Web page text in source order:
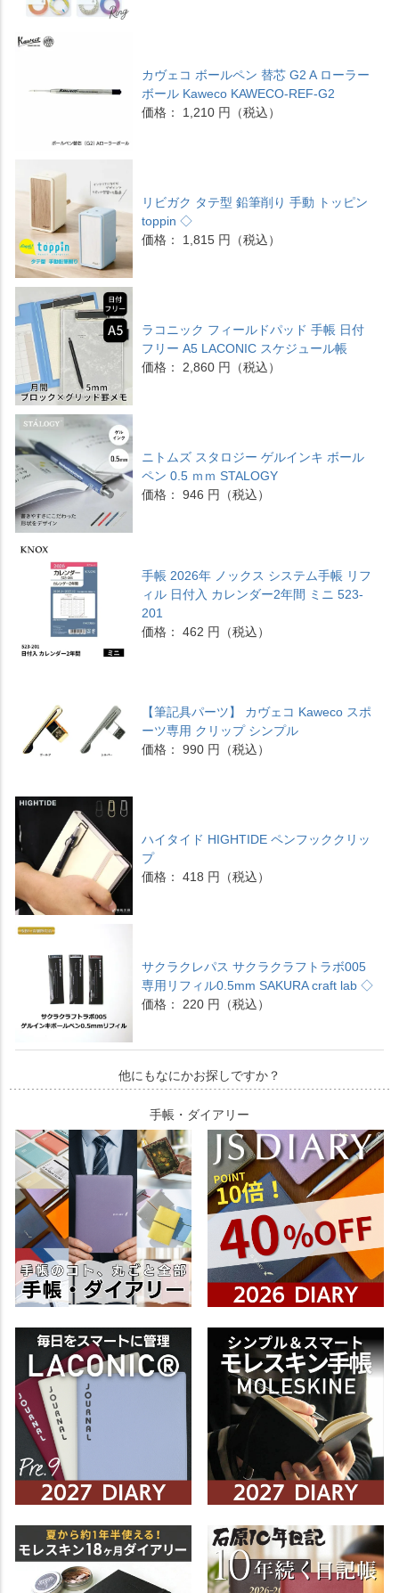
カヴェコ ボールペン 替芯 G2 A ローラー
ボール Kaweco KAWECO-REF-G2
価格： 1,210 円（税込）
リビガク タテ型 鉛筆削り 手動 トッピン
toppin ◇
価格： 1,815 円（税込）
ラコニック フィールドパッド 手帳 日付
フリー A5 LACONIC スケジュール帳
価格： 2,860 円（税込）
ニトムズ スタロジー ゲルインキ ボール
ペン 0.5 ｍｍ STALOGY
価格： 946 円（税込）
手帳 2026年 ノックス システム手帳 リフ
ィル 日付入 カレンダー2年間 ミニ 523-
201
価格： 462 円（税込）
【筆記具パーツ】 カヴェコ Kaweco スポ
ーツ専用 クリップ シンプル
価格： 990 円（税込）
ハイタイド HIGHTIDE ペンフッククリッ
プ
価格： 418 円（税込）
サクラクレパス サクラクラフトラボ005
専用リフィル0.5mm SAKURA craft lab ◇
価格： 220 円（税込）
他にもなにかお探しですか？
手帳・ダイアリー